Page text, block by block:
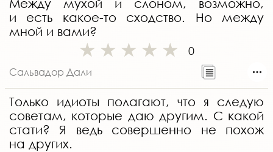
Между мухой и слоном, возможно,
и есть какое-то сходство. Но между
мной и вами?
0
Сальвадор Дали
Только идиоты полагают, что я следую
советам, которые даю другим. С какой
стати? Я ведь совершенно не похож
на других.